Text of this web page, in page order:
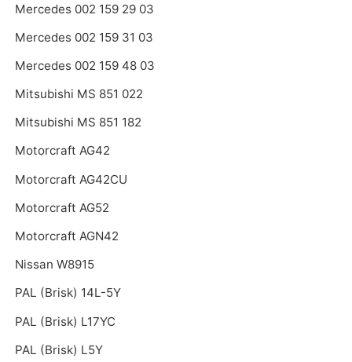
Mercedes 002 159 29 03
Mercedes 002 159 31 03
Mercedes 002 159 48 03
Mitsubishi MS 851 022
Mitsubishi MS 851 182
Motorcraft AG42
Motorcraft AG42CU
Motorcraft AG52
Motorcraft AGN42
Nissan W8915
PAL (Brisk) 14L-5Y
PAL (Brisk) L17YC
PAL (Brisk) L5Y